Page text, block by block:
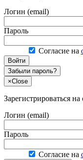
Логин (email)
Пароль
Согласие на
Войти
Забыли пароль?
×Close
Зарегистрироваться на
Логин (email)
Пароль
Согласие на